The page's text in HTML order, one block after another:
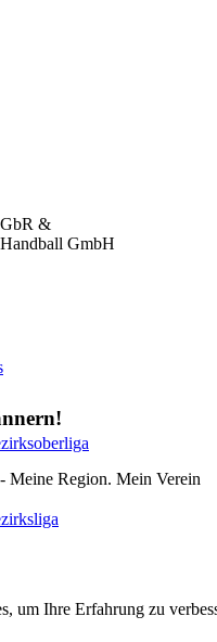
&
GmbH
Meine Region. Mein Verein
um Ihre Erfahrung zu